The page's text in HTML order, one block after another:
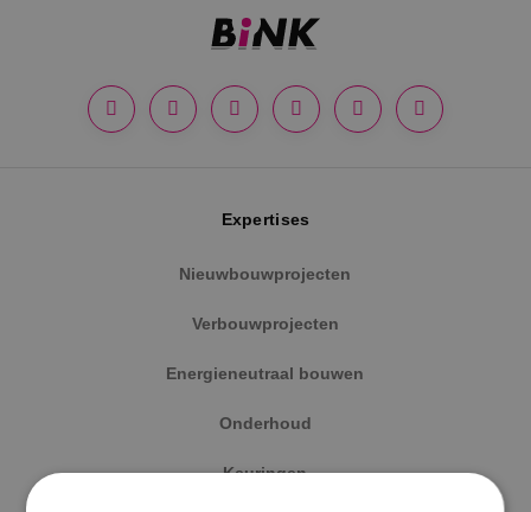
Expertises
Nieuwbouwprojecten
Verbouwprojecten
Energieneutraal bouwen
Onderhoud
Keuringen